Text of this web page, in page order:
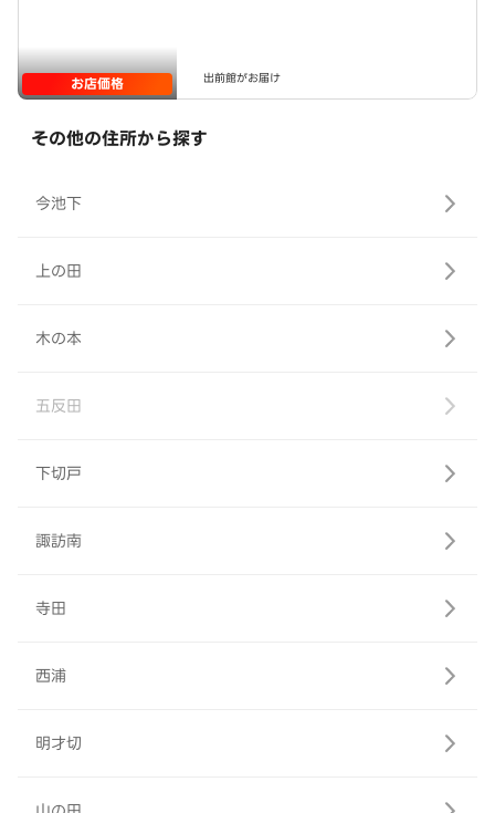
お店価格 出前館がお届け
その他の住所から探す
今池下
上の田
木の本
五反田
下切戸
諏訪南
寺田
西浦
明才切